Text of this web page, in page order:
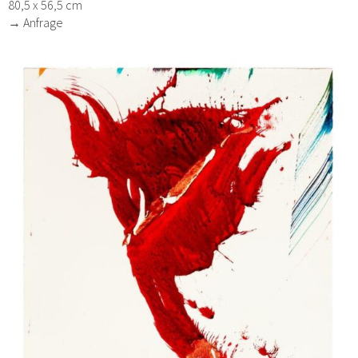
80,5 x 56,5 cm
→ Anfrage